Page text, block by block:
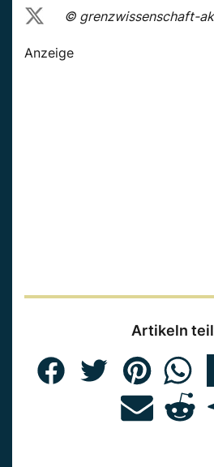
© grenzwissenschaft-
Anzeige
Artikeln